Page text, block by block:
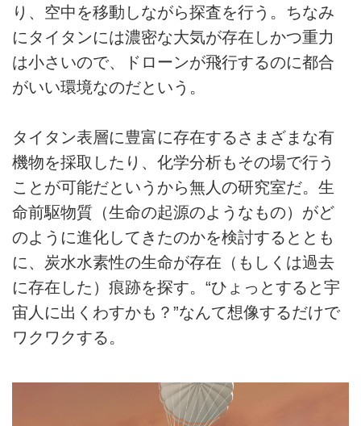
り、空中を移動しながら探査を行う。ちなみ
にタイタンには濃密な大気が存在しかつ重力
は小さいので、ドローンが飛行するのに都合
がいい環境なのだという。
タイタン表層に豊富に存在するさまざまな有
機物を採取したり、化学分析もその場で行う
ことが可能だというから無人の研究室だ。生
命前駆物質（生命の起源のようなもの）がど
のように進化してきたのかを検討するととも
に、炭水水素性の生命が存在（もしくは過去
に存在した）痕跡を探す。“ひょっとすると宇
宙人に出くわすかも？”なんて想像するだけで
ワクワクする。